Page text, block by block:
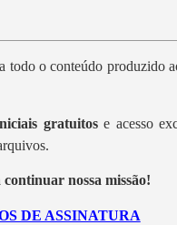
todo o conteúdo produzido
gratuitose acesso
nossa missão!
DE ASSINATURA